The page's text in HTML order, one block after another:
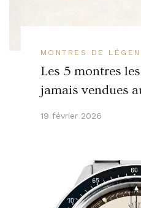
MONTRES DE
Les 5 montres
jamais vendues
19 février 2026